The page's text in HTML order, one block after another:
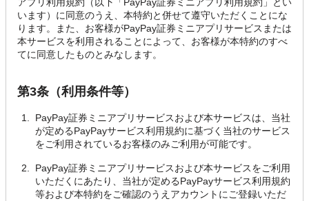
います）に同意のうえ、本特約と併せて遵守いただくことにな
ります。また、お客様がPayPay証券ミニアプリサービスまたは
本サービスを利用されることによって、お客様が本特約のすべ
てに同意したものとみなします。
第3条（利用条件等）
PayPay証券ミニアプリサービスおよび本サービスは、当社
が定めるPayPayサービス利用規約に基づく当社のサービス
をご利用されているお客様のみご利用が可能です。
PayPay証券ミニアプリサービスおよび本サービスをご利用
いただくにあたり、当社が定めるPayPayサービス利用規約
等および本特約をご確認のうえアカウントにご登録いただ